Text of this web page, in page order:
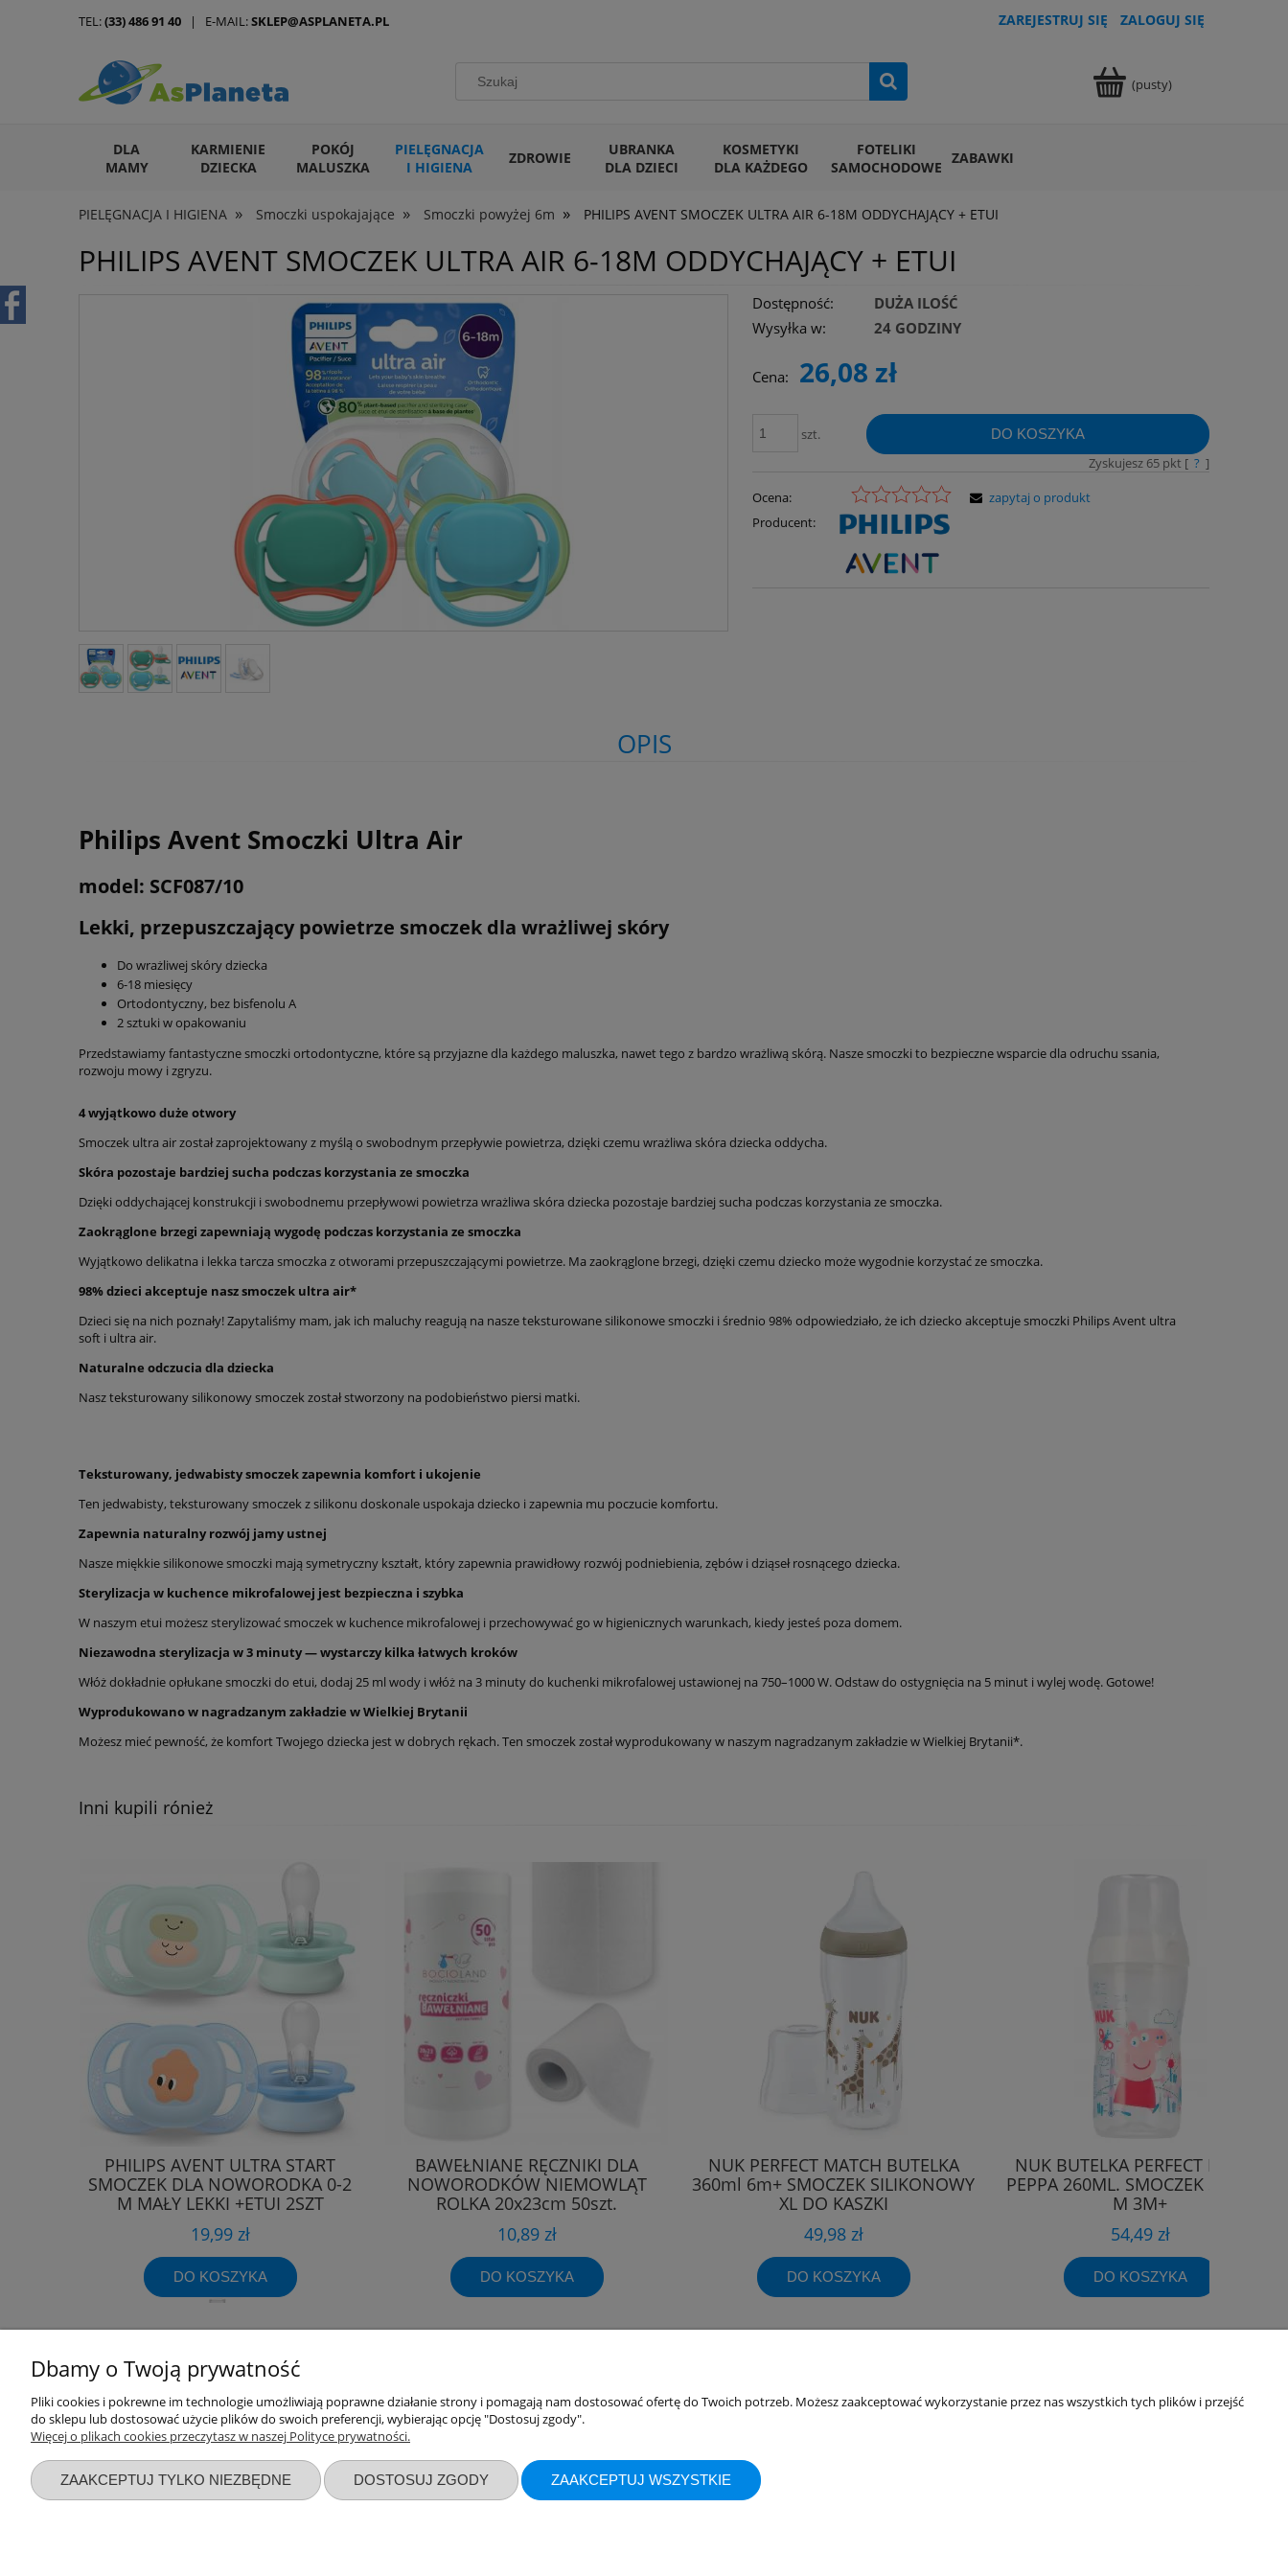
ZAREJESTRUJ SIĘ ZALOGUJ SIĘ
(pusty)
DLA
MAMY
KARMIENIE
DZIECKA
POKÓJ
MALUSZKA
PIELĘGNACJA
I HIGIENA
ZDROWIE
UBRANKA
DLA DZIECI
KOSMETYKI
DLA KAŻDEGO
FOTELIKI
SAMOCHODOWE ZABAWKI
ARTYKUŁY DLA ZWIERZĄT
PIELĘGNACJA I HIGIENA » Smoczki uspokajające » Smoczki powyżej 6m » PHILIPS AVENT SMOCZEK ULTRA AIR 6-18M ODDYCHAJĄCY + ETUI
TEL:(33) 486 91 40 | E-MAIL:SKLEP@ASPLANETA.PL
PHILIPS AVENT SMOCZEK ULTRA AIR 6-18M ODDYCHAJĄCY + ETUI
Dostępność:
DUŻA ILOŚĆ
Wysyłka w:
24 GODZINY
Cena: 26,08 zł
szt. DO KOSZYKA
Zyskujesz 65pkt [ ? ]
Ocena:
Producent:
zapytaj o produkt
OPIS
Philips Avent Smoczki Ultra Air
model: SCF087/10
Lekki, przepuszczający powietrze smoczek dla wrażliwej skóry
Do wrażliwej skóry dziecka
6-18 miesięcy
Ortodontyczny, bez bisfenolu A
2 sztuki w opakowaniu
Przedstawiamy fantastyczne smoczki ortodontyczne, które są przyjazne dla każdego maluszka, nawet tego z bardzo wrażliwą skórą. Nasze smoczki to bezpieczne wsparcie dla odruchu ssania,
rozwoju mowy i zgryzu.
4 wyjątkowo duże otwory
Smoczek ultra air został zaprojektowany z myślą o swobodnym przepływie powietrza, dzięki czemu wrażliwa skóra dziecka oddycha.
Skóra pozostaje bardziej sucha podczas korzystania ze smoczka
Dzięki oddychającej konstrukcji i swobodnemu przepływowi powietrza wrażliwa skóra dziecka pozostaje bardziej sucha podczas korzystania ze smoczka.
Zaokrąglone brzegi zapewniają wygodę podczas korzystania ze smoczka
Wyjątkowo delikatna i lekka tarcza smoczka z otworami przepuszczającymi powietrze. Ma zaokrąglone brzegi, dzięki czemu dziecko może wygodnie korzystać ze smoczka.
98% dzieci akceptuje nasz smoczek ultra air*
Dzieci się na nich poznały! Zapytaliśmy mam, jak ich maluchy reagują na nasze teksturowane silikonowe smoczki i średnio 98% odpowiedziało, że ich dziecko akceptuje smoczki Philips Avent ultra
soft i ultra air.
Naturalne odczucia dla dziecka
Nasz teksturowany silikonowy smoczek został stworzony na podobieństwo piersi matki.
Teksturowany, jedwabisty smoczek zapewnia komfort i ukojenie
Ten jedwabisty, teksturowany smoczek z silikonu doskonale uspokaja dziecko i zapewnia mu poczucie komfortu.
Zapewnia naturalny rozwój jamy ustnej
Nasze miękkie silikonowe smoczki mają symetryczny kształt, który zapewnia prawidłowy rozwój podniebienia, zębów i dziąseł rosnącego dziecka.
Sterylizacja w kuchence mikrofalowej jest bezpieczna i szybka
W naszym etui możesz sterylizować smoczek w kuchence mikrofalowej i przechowywać go w higienicznych warunkach, kiedy jesteś poza domem.
Niezawodna sterylizacja w 3 minuty — wystarczy kilka łatwych kroków
Włóż dokładnie opłukane smoczki do etui, dodaj 25 ml wody i włóż na 3 minuty do kuchenki mikrofalowej ustawionej na 750–1000 W. Odstaw do ostygnięcia na 5 minut i wylej wodę. Gotowe!
Wyprodukowano w nagradzanym zakładzie w Wielkiej Brytanii
Możesz mieć pewność, że komfort Twojego dziecka jest w dobrych rękach. Ten smoczek został wyprodukowany w naszym nagradzanym zakładzie w Wielkiej Brytanii*.
Inni kupili rónież
PHILIPS AVENT ULTRA START
SMOCZEK DLA NOWORODKA 0-2
M MAŁY LEKKI +ETUI 2SZT
19,99 zł
DO KOSZYKA
BAWEŁNIANE RĘCZNIKI DLA
NOWORODKÓW NIEMOWLĄT
ROLKA 20x23cm 50szt.
BOCIOLAND
10,89 zł
DO KOSZYKA
NUK PERFECT MATCH BUTELKA
360ml 6m+ SMOCZEK SILIKONOWY
XL DO KASZKI
49,98 zł
DO KOSZYKA
NUK BUTELKA PERFECT MATCH
PEPPA 260ML. SMOCZEK SILIKON
M 3M+
54,49 zł
DO KOSZYKA
Przydatne linki
Nowości
Promocje
Wyprawka dla noworodka
Warunki zakupów
Regulaminy
Zwroty i reklamacje
Polityka prywatności
Moje konto
Ustawienia konta
Przechowalnia
Informacje o sklepie
Dbamy o Twoją prywatność
Pliki cookies i pokrewne im technologie umożliwiają poprawne działanie strony i pomagają nam dostosować ofertę do Twoich potrzeb. Możesz zaakceptować wykorzystanie przez nas wszystkich tych plików i przejść
do sklepu lub dostosować użycie plików do swoich preferencji, wybierając opcję "Dostosuj zgody".
Więcej o plikach cookies przeczytasz w naszej Polityce prywatności.
ZAAKCEPTUJ TYLKO NIEZBĘDNE DOSTOSUJ ZGODY ZAAKCEPTUJ WSZYSTKIE